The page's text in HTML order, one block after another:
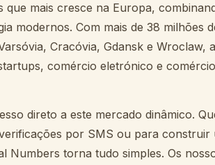
que mais cresce na Europa,
modernos. Com mais de 38 milhões
Cracóvia, Gdansk e Wroclaw,
comércio eletrónico e comércio
direto a este mercado dinâmico.
por SMS ou para construir
Numbers torna tudo simples. Os